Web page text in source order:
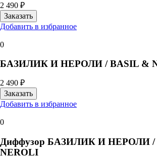
2 490 ₽
Добавить в избранное
0
БАЗИЛИК И НЕРОЛИ / BASIL &
2 490 ₽
Добавить в избранное
0
Диффузор БАЗИЛИК И НЕРОЛИ /
NEROLI